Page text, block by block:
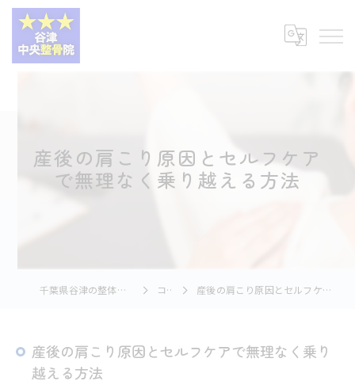
産後の肩こり原因とセルフケア
で無理なく乗り越える方法
千葉県谷津の整体なら谷津中央整骨院 コラム 産後の肩こり原因とセルフケアで無理なく乗り越える方法
産後の肩こり原因とセルフケアで無理なく乗り
越える方法